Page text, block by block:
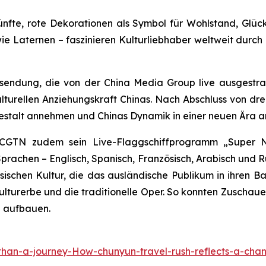
rote Dekorationen als Symbol für Wohlstand,
Laternen – faszinieren Kulturliebhaber weltweit
die von der China Media Group live
Anziehungskraft Chinas. Nach Abschluss von
annehmen und Chinas Dynamik in einer neuen Ära
zudem sein Live-Flaggschiffprogramm
– Englisch, Spanisch, Französisch, Arabisch und
Kultur, die das ausländische Publikum in ihren
und die traditionelle Oper. So konnten
aufbauen.
a-journey-How-chunyun-travel-rush-reflects-a-